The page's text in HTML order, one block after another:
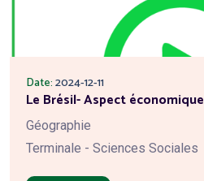
Date:2024-12-11
Le Brésil- Aspect économique
Géographie
Terminale - Sciences Sociales